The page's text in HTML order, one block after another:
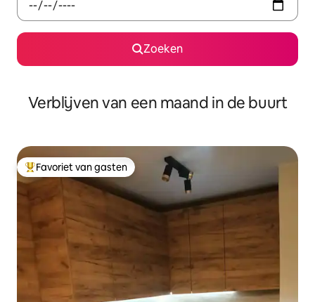
Zoeken
Verblijven van een maand in de buurt
Topfavoriet van gasten
Favoriet van gasten